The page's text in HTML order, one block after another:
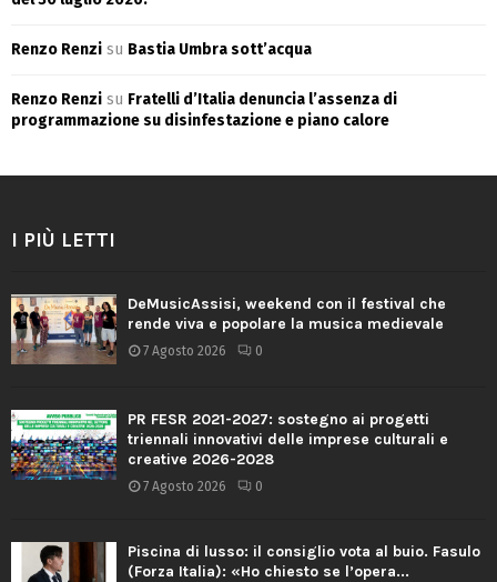
Renzo Renzi su Bastia Umbra sott’acqua
Renzo Renzi su Fratelli d’Italia denuncia l’assenza di
programmazione su disinfestazione e piano calore
I PIÙ LETTI
DeMusicAssisi, weekend con il festival che
rende viva e popolare la musica medievale
7 Agosto 2026 0
PR FESR 2021-2027: sostegno ai progetti
triennali innovativi delle imprese culturali e
creative 2026-2028
7 Agosto 2026 0
Piscina di lusso: il consiglio vota al buio. Fasulo
(Forza Italia): «Ho chiesto se l’opera...